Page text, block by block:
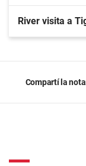
River visita a
Compartí la